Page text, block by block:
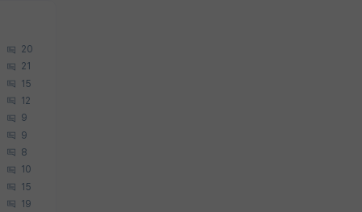
20
21
15
12
9
9
8
10
15
19